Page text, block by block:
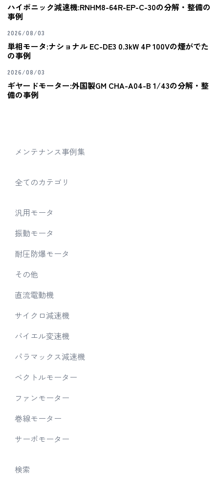
ハイポニック減速機:RNHM8-64R-EP-C-30の分解・整備の
事例
2026/08/03
単相モータ:ナショナル EC-DE3 0.3kW 4P 100Vの煙がでた
の事例
2026/08/03
ギヤードモーター:外国製GM CHA-A04-B 1/43の分解・整
備の事例
メンテナンス事例集
全てのカテゴリ
汎用モータ
振動モータ
耐圧防爆モータ
その他
直流電動機
サイクロ減速機
バイエル変速機
パラマックス減速機
ベクトルモーター
ファンモーター
巻線モーター
サーボモーター
検索